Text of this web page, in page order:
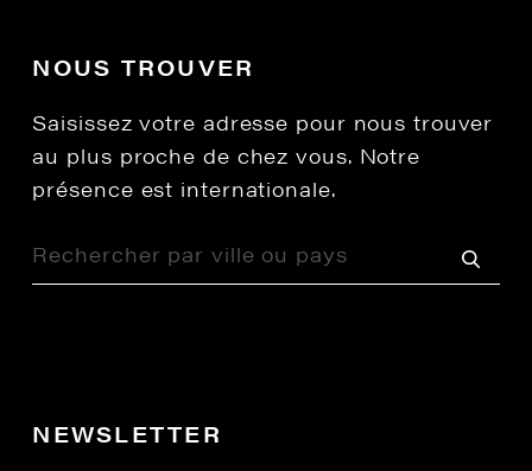
NOUS TROUVER
Saisissez votre adresse pour nous trouver
au plus proche de chez vous. Notre
présence est internationale.
NEWSLETTER